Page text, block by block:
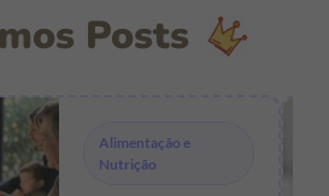
Posts
Alimentação e
Nutrição